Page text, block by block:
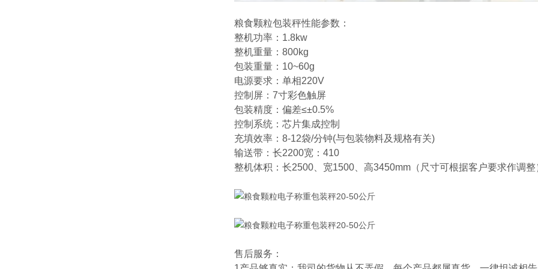
粮食颗粒包装秤性能参数：
整机功率：1.8kw
整机重量：800kg
包装重量：10~60g
电源要求：单相220V
控制屏：7寸彩色触屏
包装精度：偏差≤±0.5%
控制系统：芯片集成控制
充填效率：8-12袋/分钟(与包装物料及规格有关)
输送带：长2200宽：410
整机体积：长2500、宽1500、高3450mm（尺寸可根据客户要求作调整
售后服务：